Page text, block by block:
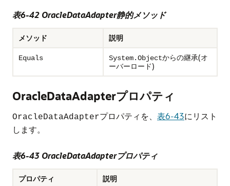
表6-42 OracleDataAdapter静的メソッド
メソッド 説明
Equals System.Objectからの継承(オ
ーバーロード)
OracleDataAdapterプロパティ
OracleDataAdapterプロパティを、 表6-43にリスト
します。
表6-43 OracleDataAdapterプロパティ
プロパティ 説明